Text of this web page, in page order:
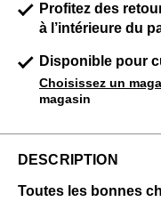
Profitez des
à l’intérieure du
Disponible pour
Choisissez un
magasin
DESCRIPTION
Toutes les bonnes